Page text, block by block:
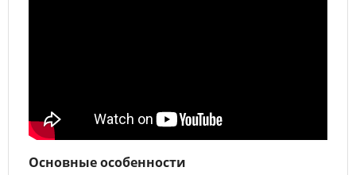
Основные особенности